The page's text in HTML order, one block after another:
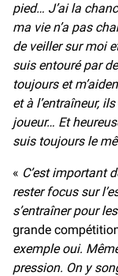
pied… J’ai la
ma vie n’a pas
de veiller sur moi
suis entouré par
toujours et
et à l’entraîneur,
joueur… Et
suis toujours le
« C’est important
rester focus sur
s’entraîner pour
grande
exemple oui.
pression. On y